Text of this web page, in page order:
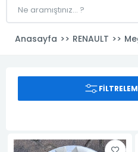
Anasayfa RENAULT